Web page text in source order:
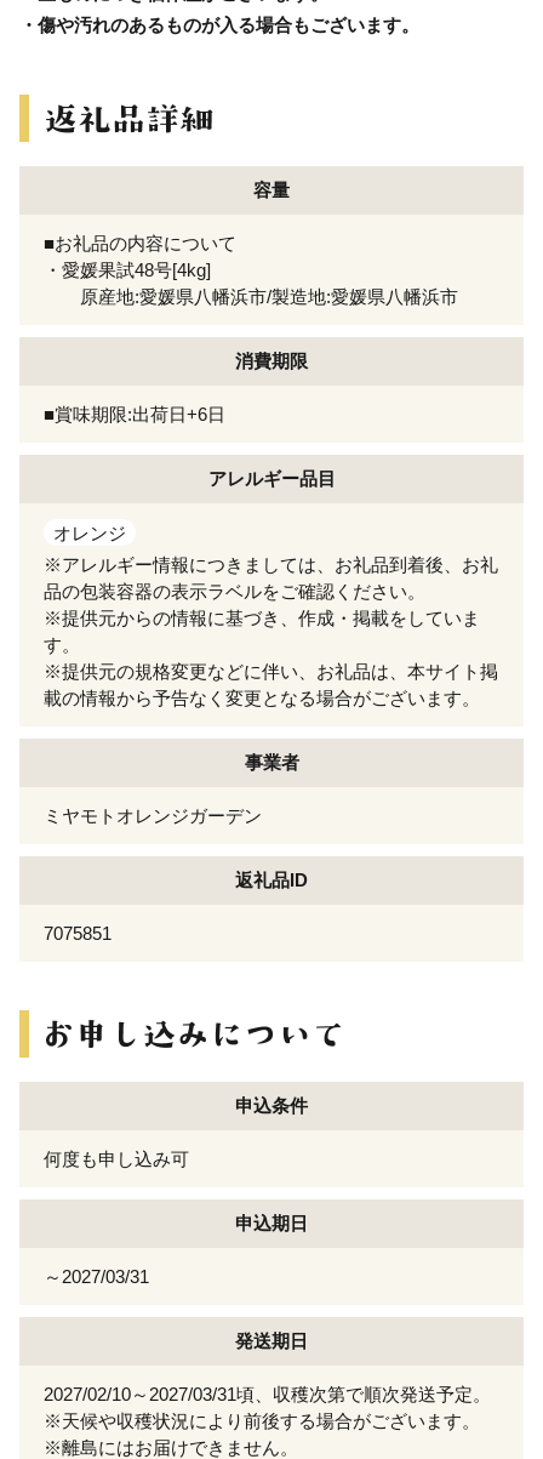
・傷や汚れのあるものが入る場合もございます。
容量
■お礼品の内容について
・愛媛果試48号[4kg]
原産地:愛媛県八幡浜市/製造地:愛媛県八幡浜市
消費期限
■賞味期限:出荷日+6日
アレルギー品目
オレンジ
※アレルギー情報につきましては、お礼品到着後、お礼
品の包装容器の表示ラベルをご確認ください。
※提供元からの情報に基づき、作成・掲載をしていま
す。
※提供元の規格変更などに伴い、お礼品は、本サイト掲
載の情報から予告なく変更となる場合がございます。
事業者
ミヤモトオレンジガーデン
返礼品ID
7075851
申込条件
何度も申し込み可
申込期日
～2027/03/31
発送期日
2027/02/10～2027/03/31頃、収穫次第で順次発送予定。
※天候や収穫状況により前後する場合がございます。
※離島にはお届けできません。